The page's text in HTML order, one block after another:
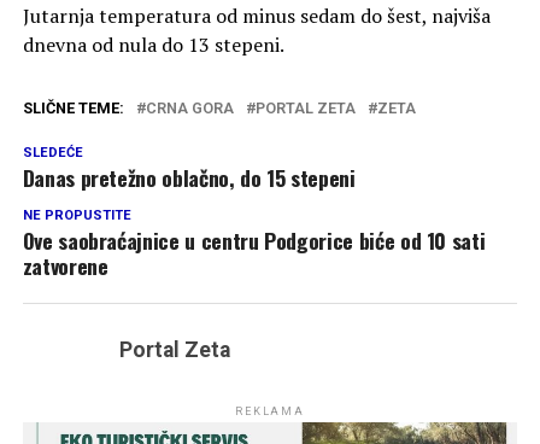
Jutarnja temperatura od minus sedam do šest, najviša
dnevna od nula do 13 stepeni.
SLIČNE TEME: CRNA GORA PORTAL ZETA ZETA
SLEDEĆE
Danas pretežno oblačno, do 15 stepeni
NE PROPUSTITE
Ove saobraćajnice u centru Podgorice biće od 10 sati
zatvorene
Portal Zeta
REKLAMA